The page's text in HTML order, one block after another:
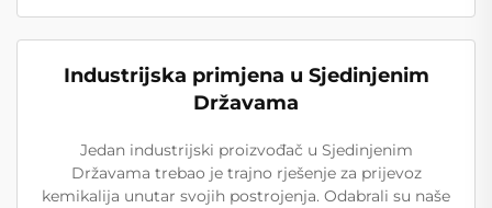
Industrijska primjena u Sjedinjenim
Državama
Jedan industrijski proizvođač u Sjedinjenim
Državama trebao je trajno rješenje za prijevoz
kemikalija unutar svojih postrojenja. Odabrali su naše